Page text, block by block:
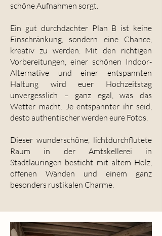
schöne Aufnahmen sorgt.
Ein gut durchdachter Plan B ist keine
Einschränkung, sondern eine Chance,
kreativ zu werden. Mit den richtigen
Vorbereitungen, einer schönen Indoor-
Alternative und einer entspannten
Haltung wird euer Hochzeitstag
unvergesslich – ganz egal, was das
Wetter macht. Je entspannter ihr seid,
desto authentischer werden eure Fotos.
Dieser wunderschöne, lichtdurchflutete
Raum in der Amtskellerei in
Stadtlauringen besticht mit altem Holz,
offenen Wänden und einem ganz
besonders rustikalen Charme.